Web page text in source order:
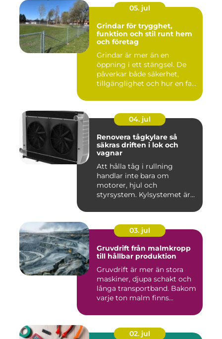
05. jul
Grindar för trygghet,
funktion och stil runt hem
och företag
Grindar är mer än en
öppning i ett stängsel. De
påverkar både säkerhet,
tillgänglighet och hur en fa...
04. jul
Renovera tågkylare så
säkras driften i lok och
vagnar
Att hålla tåg i rullning
handlar inte bara om
motorer, hjul och
styrsystem. Kylsystemet är
03. jul
Gruvdrift från malmkropp
till hållbar produktion
Gruvdrift är mer än stora
maskiner, djupa schakt och
långa transportband. Bakom
varje ton malm finns...
02. jul